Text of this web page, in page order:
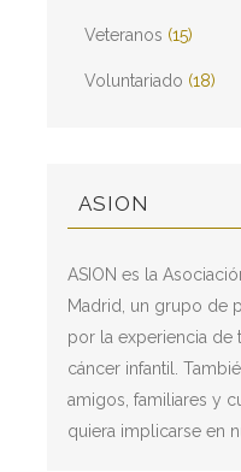
Veteranos (15)
Voluntariado (18)
ASION
ASION es la
Madrid, un grupo de
por la experiencia de
cáncer infantil.
amigos, familiares y
quiera implicarse en